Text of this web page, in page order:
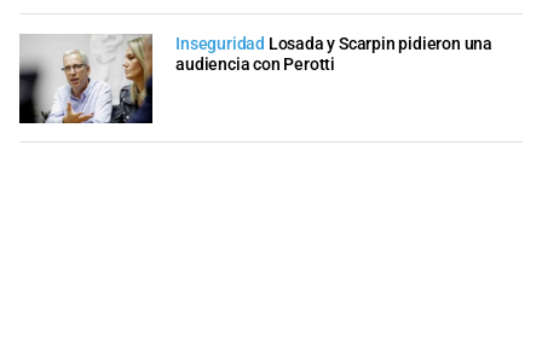
Inseguridad Losada y Scarpin pidieron una
audiencia con Perotti